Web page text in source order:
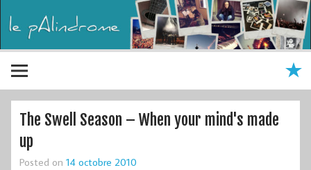
The Swell Season – When your mind's made
up
Posted on 14 octobre 2010